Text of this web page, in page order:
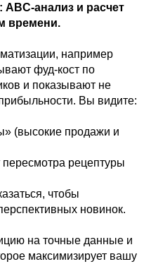
анализ и расчет
времени.
например
фуд-кост по
и показывают не
Вы видите:
(высокие продажи и
пересмотра рецептуры
чтобы
новинок.
на точные данные и
максимизирует вашу